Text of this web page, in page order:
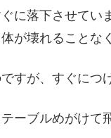
に落下させてい
が壊れることな
すが、すぐにつ
ーブルめがけて